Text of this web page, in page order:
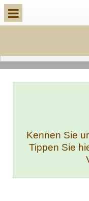
Kennen Sie
Tippen Sie